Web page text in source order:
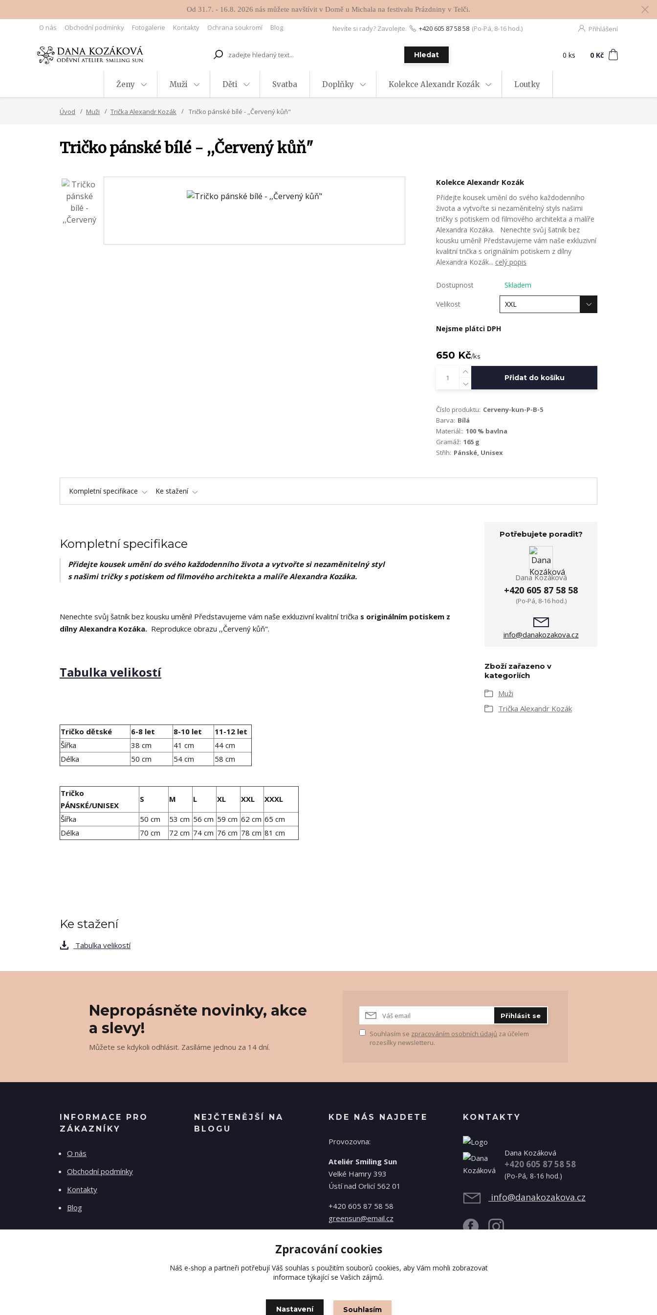
Od 31.7. - 16.8. 2026 nás můžete navštívit v Domě u Michala na festivalu Prázdniny v Telči.
O nás Obchodní podmínky Fotogalerie Kontakty Ochrana soukromí Blog Přihlášení
Hledat
Nevíte si rady? Zavolejte. +420 605 87 58 58 (Po-Pá, 8-16 hod.)
0 ks 0 Kč
Ženy Muži Děti Svatba Doplňky Kolekce Alexandr Kozák Loutky
Úvod Muži Trička Alexandr Kozák Tričko pánské bílé - ,,Červený kůň"
Tričko pánské bílé - ,,Červený kůň"
Kolekce Alexandr Kozák
Přidejte kousek umění do svého každodenního
života a vytvořte si nezaměnitelný styls našimi
tričky s potiskem od filmového architekta a malíře
Alexandra Kozáka. Nenechte svůj šatník bez
kousku umění! Představujeme vám naše exkluzivní
kvalitní trička s originálním potiskem z dílny
Alexandra Kozák... celý popis
Dostupnost Skladem
Velikost
Nejsme plátci DPH
650 Kč/ks
Přidat do košíku
Číslo produktu: Cerveny-kun-P-B-5
Barva: Bílá
Materiál:: 100 % bavlna
Gramáž: 165 g
Střih: Pánské, Unisex
Kompletní specifikace Ke stažení
Kompletní specifikace
Přidejte kousek umění do svého každodenního života a vytvořte si nezaměnitelný styl
s našimi tričky s potiskem od filmového architekta a malíře Alexandra Kozáka.
Nenechte svůj šatník bez kousku umění! Představujeme vám naše exkluzivní kvalitní trička s originálním potiskem z
dílny Alexandra Kozáka. Reprodukce obrazu ,,Červený kůň".
Tabulka velikostí
Tričko dětské 6-8 let 8-10 let
11-12 let
Šířka
38 cm 41 cm
44 cm
Délka
50 cm 54 cm 58 cm
Tričko
PÁNSKÉ/UNISEX
S M L XL XXL XXXL
Šířka 50 cm 53 cm 56 cm 59 cm 62 cm 65 cm
Délka
70 cm 72 cm 74 cm 76 cm 78 cm 81 cm
Potřebujete poradit?
Dana Kozáková
+420 605 87 58 58
(Po-Pá, 8-16 hod.)
info@danakozakova.cz
Zboží zařazeno v
kategoriích
Muži
Trička Alexandr Kozák
Ke stažení
Tabulka velikostí
Nepropásněte novinky, akce
a slevy!
Můžete se kdykoli odhlásit. Zasíláme jednou za 14 dní.
Přihlásit se
Souhlasím se zpracováním osobních údajů za účelem
rozesílky newsletteru.
INFORMACE PRO
ZÁKAZNÍKY
O nás
Obchodní podmínky
Kontakty
Blog
NEJČTENĚJŠÍ NA
BLOGU
KDE NÁS NAJDETE
Provozovna:
Ateliér Smiling Sun
Velké Hamry 393
Ústí nad Orlicí 562 01
+420 605 87 58 58
greensun@email.cz
KONTAKTY
Dana Kozáková
+420 605 87 58 58
(Po-Pá, 8-16 hod.)
info@danakozakova.cz
Zpracování cookies
Náš e-shop a partneři potřebují Váš souhlas s použitím souborů cookies, aby Vám mohli zobrazovat
informace týkající se Vašich zájmů.
Nastavení Souhlasím